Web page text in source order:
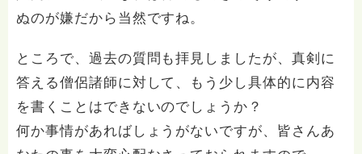
ぬのが嫌だから当然ですね。
ところで、過去の質問も拝見しましたが、真剣に
答える僧侶諸師に対して、もう少し具体的に内容
を書くことはできないのでしょうか？
何か事情があればしょうがないですが、皆さんあ